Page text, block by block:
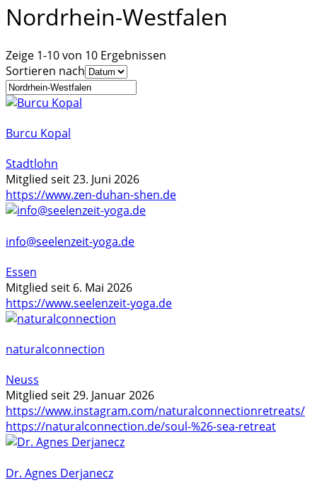
Nordrhein-Westfalen
Zeige 1-10 von 10 Ergebnissen
Sortieren nach
Burcu Kopal
Stadtlohn
Mitglied seit 23. Juni 2026
https://www.zen-duhan-shen.de
info@seelenzeit-yoga.de
Essen
Mitglied seit 6. Mai 2026
https://www.seelenzeit-yoga.de
naturalconnection
Neuss
Mitglied seit 29. Januar 2026
https://www.instagram.com/naturalconnectionretreats/
https://naturalconnection.de/soul-%26-sea-retreat
Dr. Agnes Derjanecz